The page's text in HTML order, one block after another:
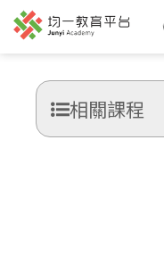
相關課程